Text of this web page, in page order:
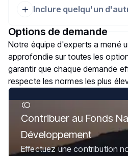
Inclure quelqu'un
Options de demande
Notre équipe d'experts a mené
approfondie sur toutes les
garantir que chaque demande
respecte les normes les plus
Contribuer au Fonds
Développement
Effectuez une contribution